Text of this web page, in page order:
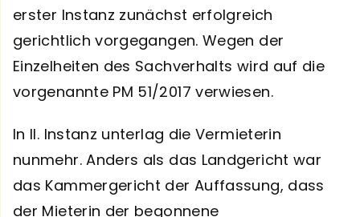
erster Instanz zunächst erfolgreich
gerichtlich vorgegangen. Wegen der
Einzelheiten des Sachverhalts wird auf die
vorgenannte PM 51/2017 verwiesen.
In II. Instanz unterlag die Vermieterin
nunmehr. Anders als das Landgericht war
das Kammergericht der Auffassung, dass
der Mieterin der begonnene